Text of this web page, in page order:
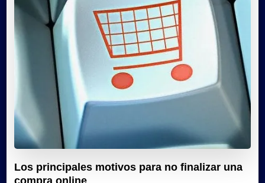
Los principales motivos para no finalizar una
compra online